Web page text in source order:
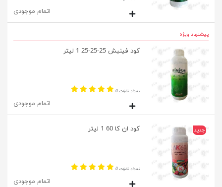
اتمام موجودی
پیشنهاد ویژه
کود فینیش 25-25-25 1 لیتر
تعداد نظرات 0
اتمام موجودی
جدید کود ان کا 60 1 لیتر
تعداد نظرات 0
اتمام موجودی